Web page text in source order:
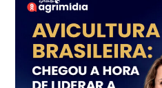
SP
R$ 7,18
kg
Trigo Atacado - Regional
PR